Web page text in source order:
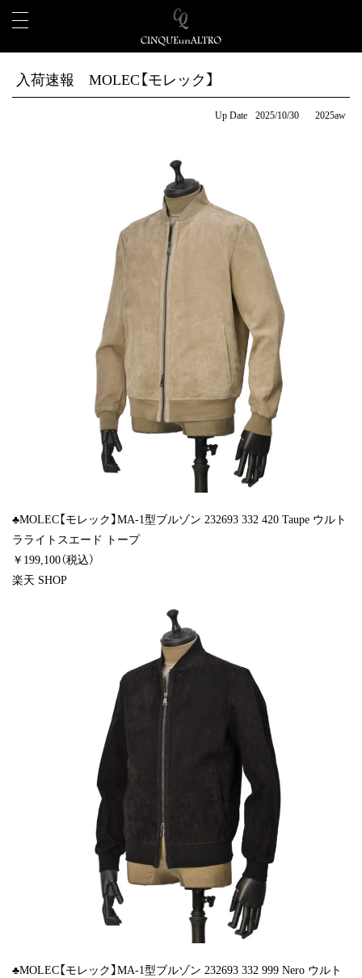
入荷速報 MOLEC【モレック】
Up Date 2025/10/30 2025aw
♣MOLEC【モレック】MA-1型ブルゾン 232693 332 420 Taupe ウルト
ラライトスエード トープ
￥199,100（税込）
楽天 SHOP
♣MOLEC【モレック】MA-1型ブルゾン 232693 332 999 Nero ウルト